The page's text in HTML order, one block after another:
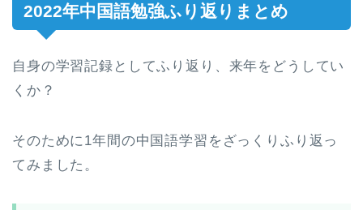
2022年中国語勉強ふり返りまとめ
自身の学習記録としてふり返り、来年をどうしてい
くか？
そのために1年間の中国語学習をざっくりふり返っ
てみました。